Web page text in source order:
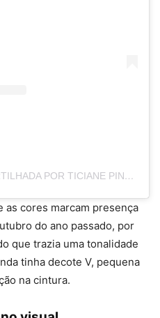
UMA PUBLICAÇÃO COMPARTILHADA POR TICIANE PINHEIRO 🅰️+ (@TICIPINHEIRO)
as cores marcam presença
do ano passado, por
que trazia uma tonalidade
tinha decote V, pequena
na cintura.